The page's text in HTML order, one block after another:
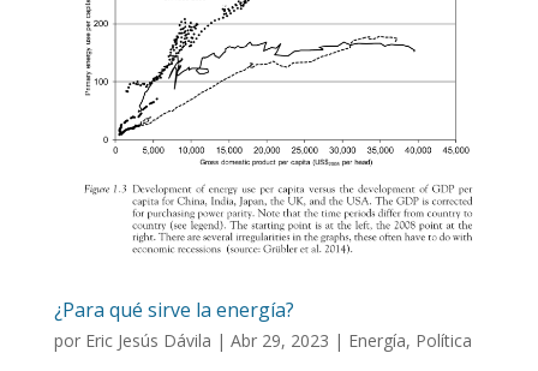
¿Para qué sirve la energía?
por Eric Jesús Dávila | Abr 29, 2023 | Energía, Política